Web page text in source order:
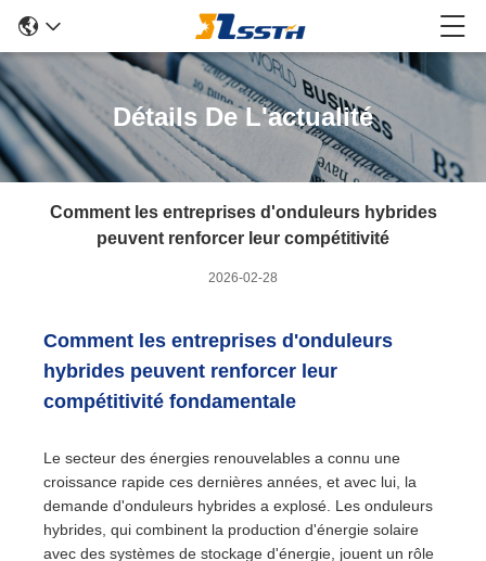
Détails De L'actualité
Comment les entreprises d'onduleurs hybrides
peuvent renforcer leur compétitivité
2026-02-28
Comment les entreprises d'onduleurs
hybrides peuvent renforcer leur
compétitivité fondamentale
Le secteur des énergies renouvelables a connu une
croissance rapide ces dernières années, et avec lui, la
demande d'onduleurs hybrides a explosé. Les onduleurs
hybrides, qui combinent la production d'énergie solaire
avec des systèmes de stockage d'énergie, jouent un rôle